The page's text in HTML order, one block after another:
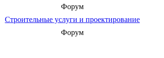
Форум
Строительные услуги и проектирование
Форум